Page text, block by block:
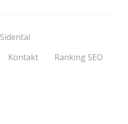
Sidental
Kontakt Ranking SEO